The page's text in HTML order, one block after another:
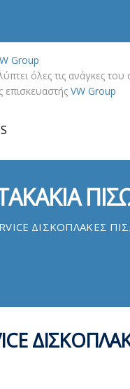
Group
όλες τις ανάγκες του
επισκευαστής VW Group
ΔΙΣΚΟΠΛΑΚΕΣ